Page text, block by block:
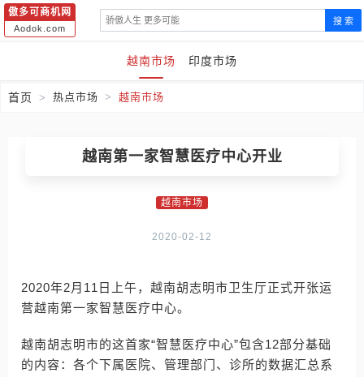
傲多可商机网
Aodok.com
搜 索
越南市场 印度市场
首页 热点市场 越南市场
越南第一家智慧医疗中心开业
越南市场
2020-02-12
2020年2月11日上午，越南胡志明市卫生厅正式开张运
营越南第一家智慧医疗中心。
越南胡志明市的这首家“智慧医疗中心”包含12部分基础
的内容：各个下属医院、管理部门、诊所的数据汇总系